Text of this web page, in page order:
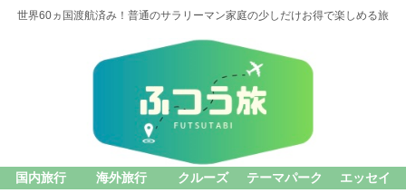
世界60ヵ国渡航済み！普通のサラリーマン家庭の少しだけお得で楽しめる旅
国内旅行 海外旅行 クルーズ テーマパーク エッセイ